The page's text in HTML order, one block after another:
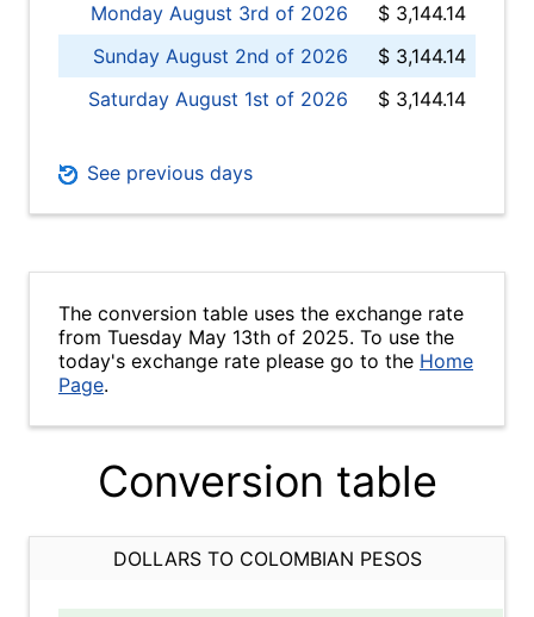
Monday August 3rd of 2026
$ 3,144.14
Sunday August 2nd of 2026
$ 3,144.14
Saturday August 1st of 2026
$ 3,144.14
See previous days
The conversion table uses the exchange rate
from Tuesday May 13th of 2025. To use the
today's exchange rate please go to the Home
Page.
Conversion table
DOLLARS TO COLOMBIAN PESOS